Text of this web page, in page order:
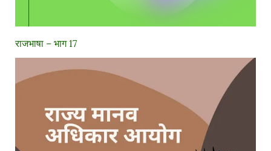
राजभाषा – भाग 17